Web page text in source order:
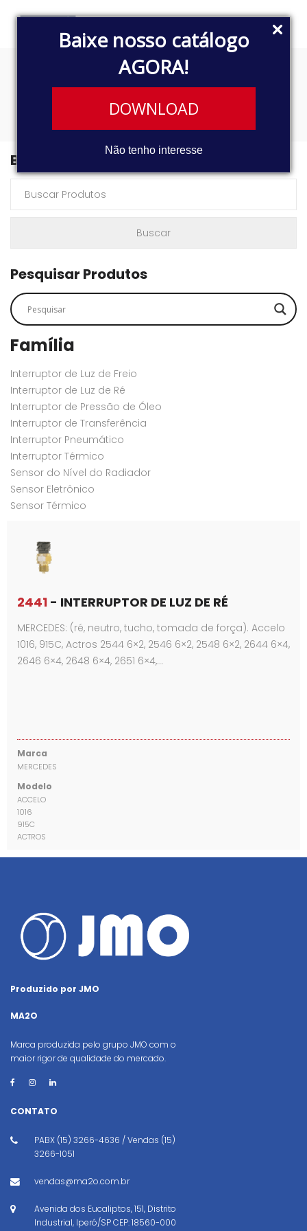
Baixe nosso catálogo
AGORA!
DOWNLOAD
Não tenho interesse
2644 6x4
Buscar Produtos
Pesquisar Produtos
Família
Interruptor de Luz de Freio
Interruptor de Luz de Ré
Interruptor de Pressão de Óleo
Interruptor de Transferência
Interruptor Pneumático
Interruptor Térmico
Sensor do Nível do Radiador
Sensor Eletrônico
Sensor Térmico
2441 - INTERRUPTOR DE LUZ DE RÉ
MERCEDES: (ré, neutro, tucho, tomada de força). Accelo
1016, 915C, Actros 2544 6×2, 2546 6×2, 2548 6×2, 2644 6×4,
2646 6×4, 2648 6×4, 2651 6×4,…
Marca
MERCEDES
Modelo
ACCELO
1016
915C
ACTROS
Produzido por JMO
MA2O
Marca produzida pelo grupo JMO com o
maior rigor de qualidade do mercado.
CONTATO
PABX (15) 3266-4636 / Vendas (15)
3266-1051
vendas@ma2o.com.br
Avenida dos Eucaliptos, 151, Distrito
Industrial, Iperó/SP CEP: 18560-000